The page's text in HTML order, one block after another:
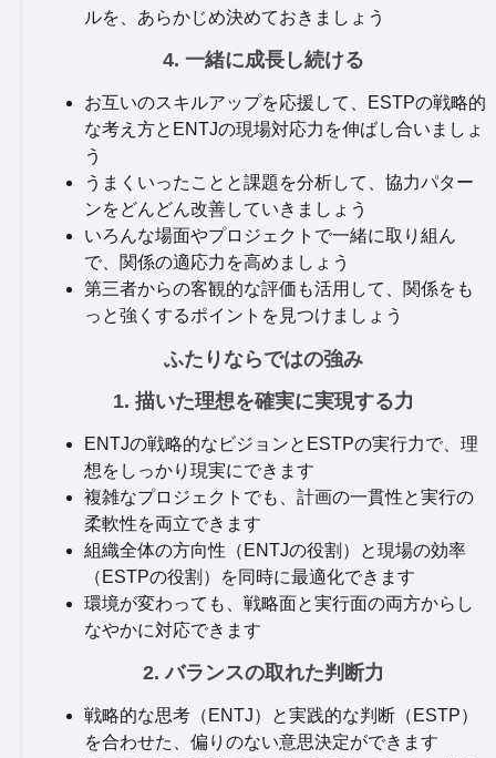
ルを、あらかじめ決めておきましょう
4. 一緒に成長し続ける
お互いのスキルアップを応援して、ESTPの戦略的
な考え方とENTJの現場対応力を伸ばし合いましょ
う
うまくいったことと課題を分析して、協力パター
ンをどんどん改善していきましょう
いろんな場面やプロジェクトで一緒に取り組ん
で、関係の適応力を高めましょう
第三者からの客観的な評価も活用して、関係をも
っと強くするポイントを見つけましょう
ふたりならではの強み
1. 描いた理想を確実に実現する力
ENTJの戦略的なビジョンとESTPの実行力で、理
想をしっかり現実にできます
複雑なプロジェクトでも、計画の一貫性と実行の
柔軟性を両立できます
組織全体の方向性（ENTJの役割）と現場の効率
（ESTPの役割）を同時に最適化できます
環境が変わっても、戦略面と実行面の両方からし
なやかに対応できます
2. バランスの取れた判断力
戦略的な思考（ENTJ）と実践的な判断（ESTP）
を合わせた、偏りのない意思決定ができます